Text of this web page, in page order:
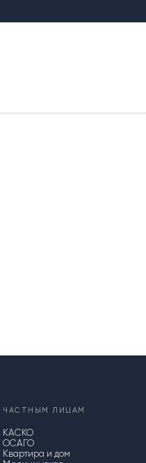
ЧАСТНЫМ ЛИЦАМ
КАСКО
ОСАГО
Квартира и дом